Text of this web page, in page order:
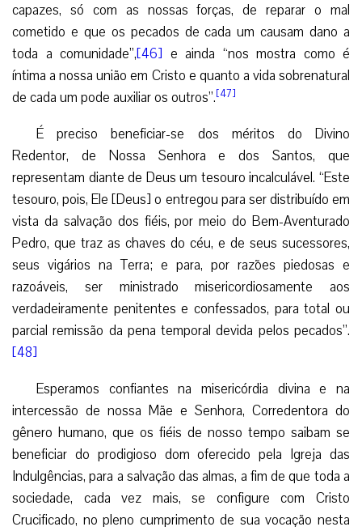
capazes, só com as nossas forças, de reparar o mal
cometido e que os pecados de cada um causam dano a
toda a comunidade”,[46] e ainda “nos mostra como é
íntima a nossa união em Cristo e quanto a vida sobrenatural
de cada um pode auxiliar os outros”.[47]
É preciso beneficiar-se dos méritos do Divino
Redentor, de Nossa Senhora e dos Santos, que
representam diante de Deus um tesouro incalculável. “Este
tesouro, pois, Ele [Deus] o entregou para ser distribuído em
vista da salvação dos fiéis, por meio do Bem-Aventurado
Pedro, que traz as chaves do céu, e de seus sucessores,
seus vigários na Terra; e para, por razões piedosas e
razoáveis, ser ministrado misericordiosamente aos
verdadeiramente penitentes e confessados, para total ou
parcial remissão da pena temporal devida pelos pecados”.
[48]
Esperamos confiantes na misericórdia divina e na
intercessão de nossa Mãe e Senhora, Corredentora do
gênero humano, que os fiéis de nosso tempo saibam se
beneficiar do prodigioso dom oferecido pela Igreja das
Indulgências, para a salvação das almas, a fim de que toda a
sociedade, cada vez mais, se configure com Cristo
Crucificado, no pleno cumprimento de sua vocação nesta